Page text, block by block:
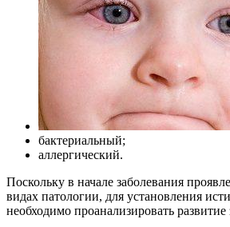
бактериальный;
аллергический.
Поскольку в начале заболевания
видах патологии, для установления
необходимо проанализировать развитие